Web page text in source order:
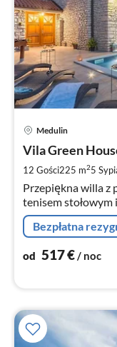
Medulin
Vila Green
12 Gości225 m25
Przepiękna willa z
tenisem stołowym
Bezpłatna
od 517€/ noc